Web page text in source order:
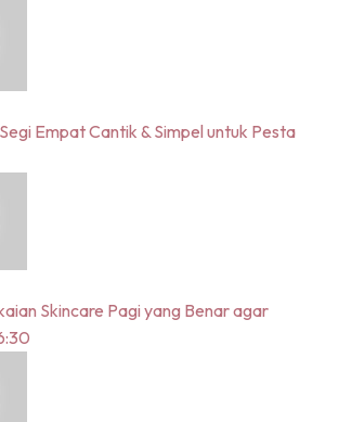
Empat Cantik & Simpel untuk Pesta
Skincare Pagi yang Benar agar